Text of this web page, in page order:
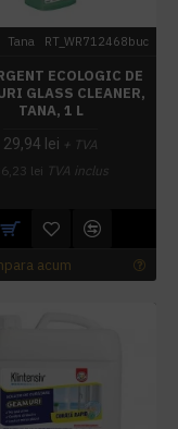
Tana RT_WR712468buc
ECOLOGIC DE
GLASS CLEANER,
TANA, 1 L
29,94 lei + TVA
lei TVA inclus
acum